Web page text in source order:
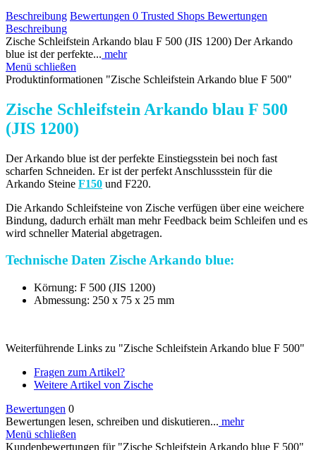
Beschreibung Bewertungen 0 Trusted Shops Bewertungen
Beschreibung
Zische Schleifstein Arkando blau F 500 (JIS 1200) Der Arkando
blue ist der perfekte... mehr
Menü schließen
Produktinformationen "Zische Schleifstein Arkando blue F 500"
Zische Schleifstein Arkando blau F 500
(JIS 1200)
Der Arkando blue ist der perfekte Einstiegsstein bei noch fast
scharfen Schneiden. Er ist der perfekt Anschlussstein für die
Arkando Steine F150 und F220.
Die Arkando Schleifsteine von Zische verfügen über eine weichere
Bindung, dadurch erhält man mehr Feedback beim Schleifen und es
wird schneller Material abgetragen.
Technische Daten ZischeArkando blue:
Körnung: F 500 (JIS 1200)
Abmessung: 250 x 75 x 25 mm
Weiterführende Links zu "Zische Schleifstein Arkando blue F 500"
Fragen zum Artikel?
Weitere Artikel von Zische
Bewertungen 0
Bewertungen lesen, schreiben und diskutieren... mehr
Menü schließen
Kundenbewertungen für "Zische Schleifstein Arkando blue F 500"